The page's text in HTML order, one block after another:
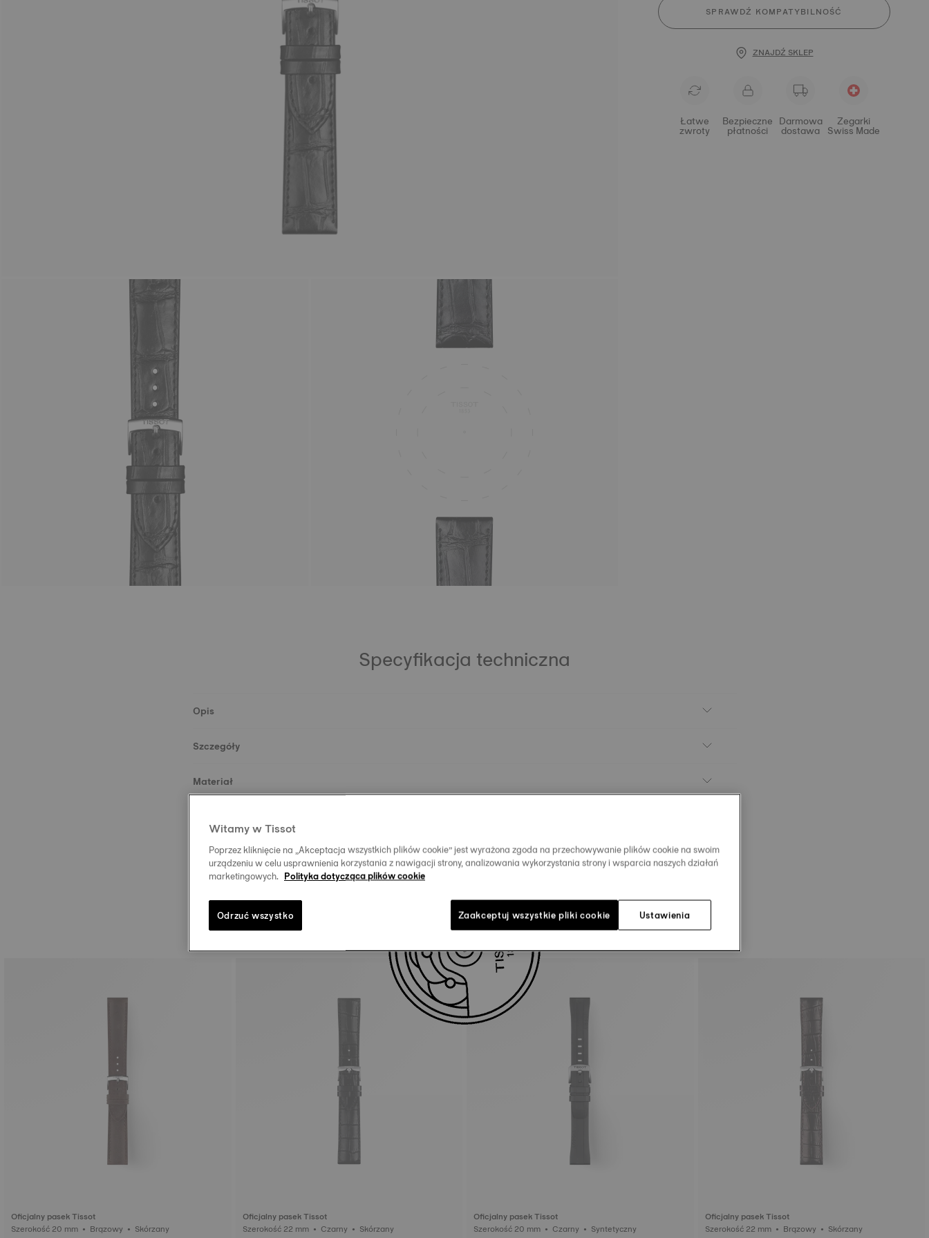
SPRAWDŹ KOMPATYBILNOŚĆ
ZNAJDŹ SKLEP
Łatwe
zwroty
Bezpieczne
płatności
Darmowa
dostawa
Zegarki
Swiss Made
Specyfikacja techniczna
Opis
Szczegóły
Materiał
Zapięcie
Podobne produkty:
Oficjalny pasek Tissot
Szerokość 20 mm • Brązowy • Skórzany
Oficjalny pasek Tissot
Szerokość 22 mm • Czarny • Skórzany
Oficjalny pasek Tissot
Szerokość 20 mm • Czarny • Syntetyczny
Oficjalny pasek Tissot
Szerokość 22 mm • Brązowy • Skórzany
Witamy w Tissot
Poprzez kliknięcie na „Akceptacja wszystkich plików cookie” jest wyrażona zgoda na przechowywanie plików cookie na swoim
urządzeniu w celu usprawnienia korzystania z nawigacji strony, analizowania wykorzystania strony i wsparcia naszych działań
marketingowych. Polityka dotycząca plików cookie
Ustawienia
Odrzuć wszystko Zaakceptuj wszystkie pliki cookie